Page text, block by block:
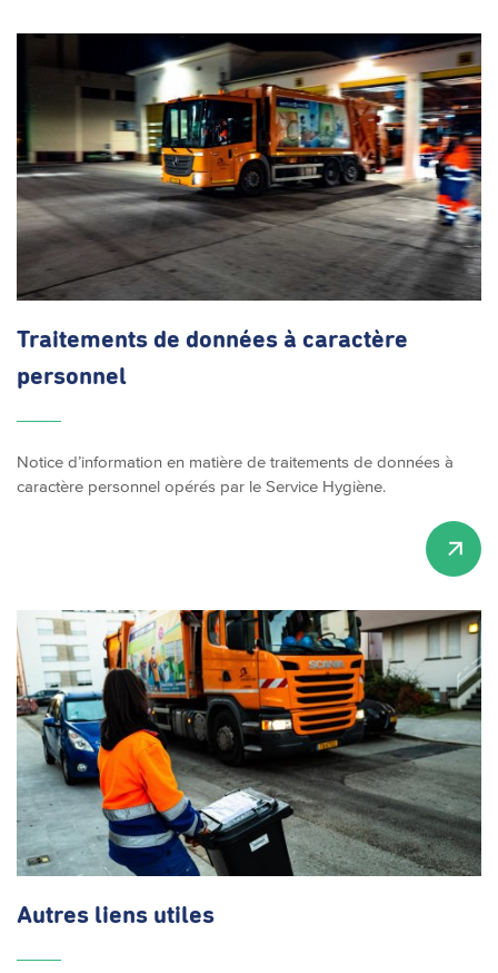
Traitements de données à caractère
personnel
Notice d’information en matière de traitements de données à
caractère personnel opérés par le Service Hygiène.
Autres liens utiles